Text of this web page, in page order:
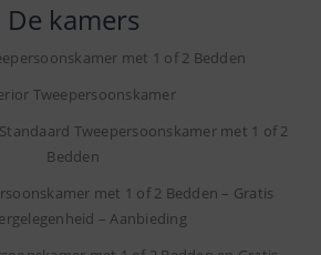
De kamers
met 1 of 2 Bedden
Tweepersoonskamer
Tweepersoonskamer met 1 of 2
Bedden
met 1 of 2 Bedden – Gratis
– Aanbieding